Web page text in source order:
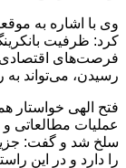
وی با اشاره به
کرد: ظرفیت
فرصت‌های اقتصادی
رسیدن، می‌تواند
فتح الهی
عملیات مطالعاتی
سلخ شد و گفت:
را دارد و در این